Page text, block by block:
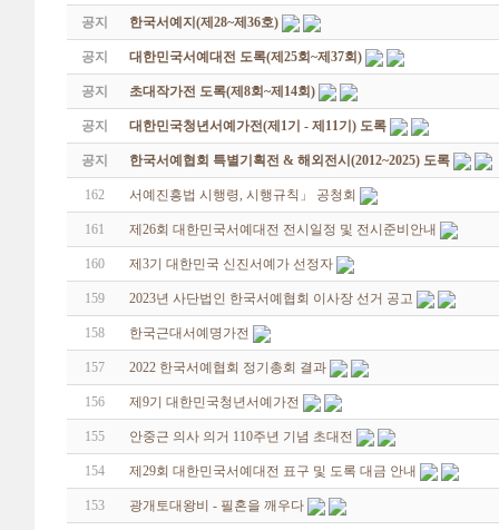
공지 한국서예지(제28~제36호)
공지 대한민국서예대전 도록(제25회~제37회)
공지 초대작가전 도록(제8회~제14회)
공지 대한민국청년서예가전(제1기 - 제11기) 도록
공지 한국서예협회 특별기획전 & 해외전시(2012~2025) 도록
162 서예진흥법 시행령, 시행규칙」 공청회
161 제26회 대한민국서예대전 전시일정 및 전시준비안내
160 제3기 대한민국 신진서예가 선정자
159 2023년 사단법인 한국서예협회 이사장 선거 공고
158 한국근대서예명가전
157 2022 한국서예협회 정기총회 결과
156 제9기 대한민국청년서예가전
155 안중근 의사 의거 110주년 기념 초대전
154 제29회 대한민국서예대전 표구 및 도록 대금 안내
153 광개토대왕비 - 필혼을 깨우다